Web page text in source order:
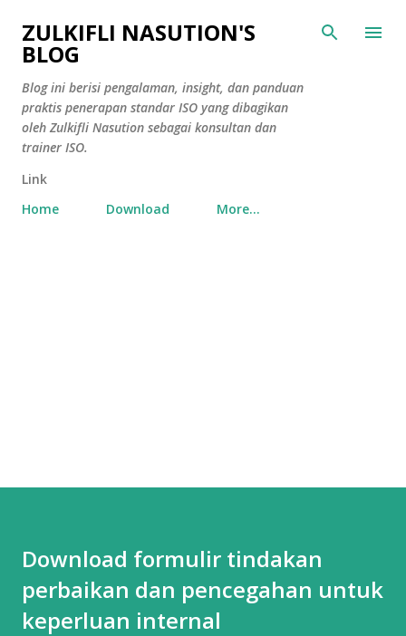
Skip to main content
ZULKIFLI NASUTION'S
BLOG
Blog ini berisi pengalaman, insight, dan panduan
praktis penerapan standar ISO yang dibagikan
oleh Zulkifli Nasution sebagai konsultan dan
trainer ISO.
Link
Home
Download More…
Download formulir tindakan
perbaikan dan pencegahan untuk
keperluan internal